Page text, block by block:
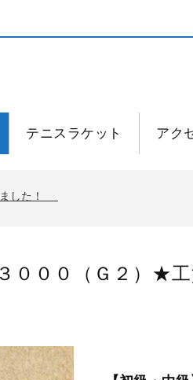
テニスラケット アク
ました！
０００（Ｇ２）★